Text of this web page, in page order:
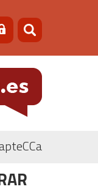
Buscar
Buscar